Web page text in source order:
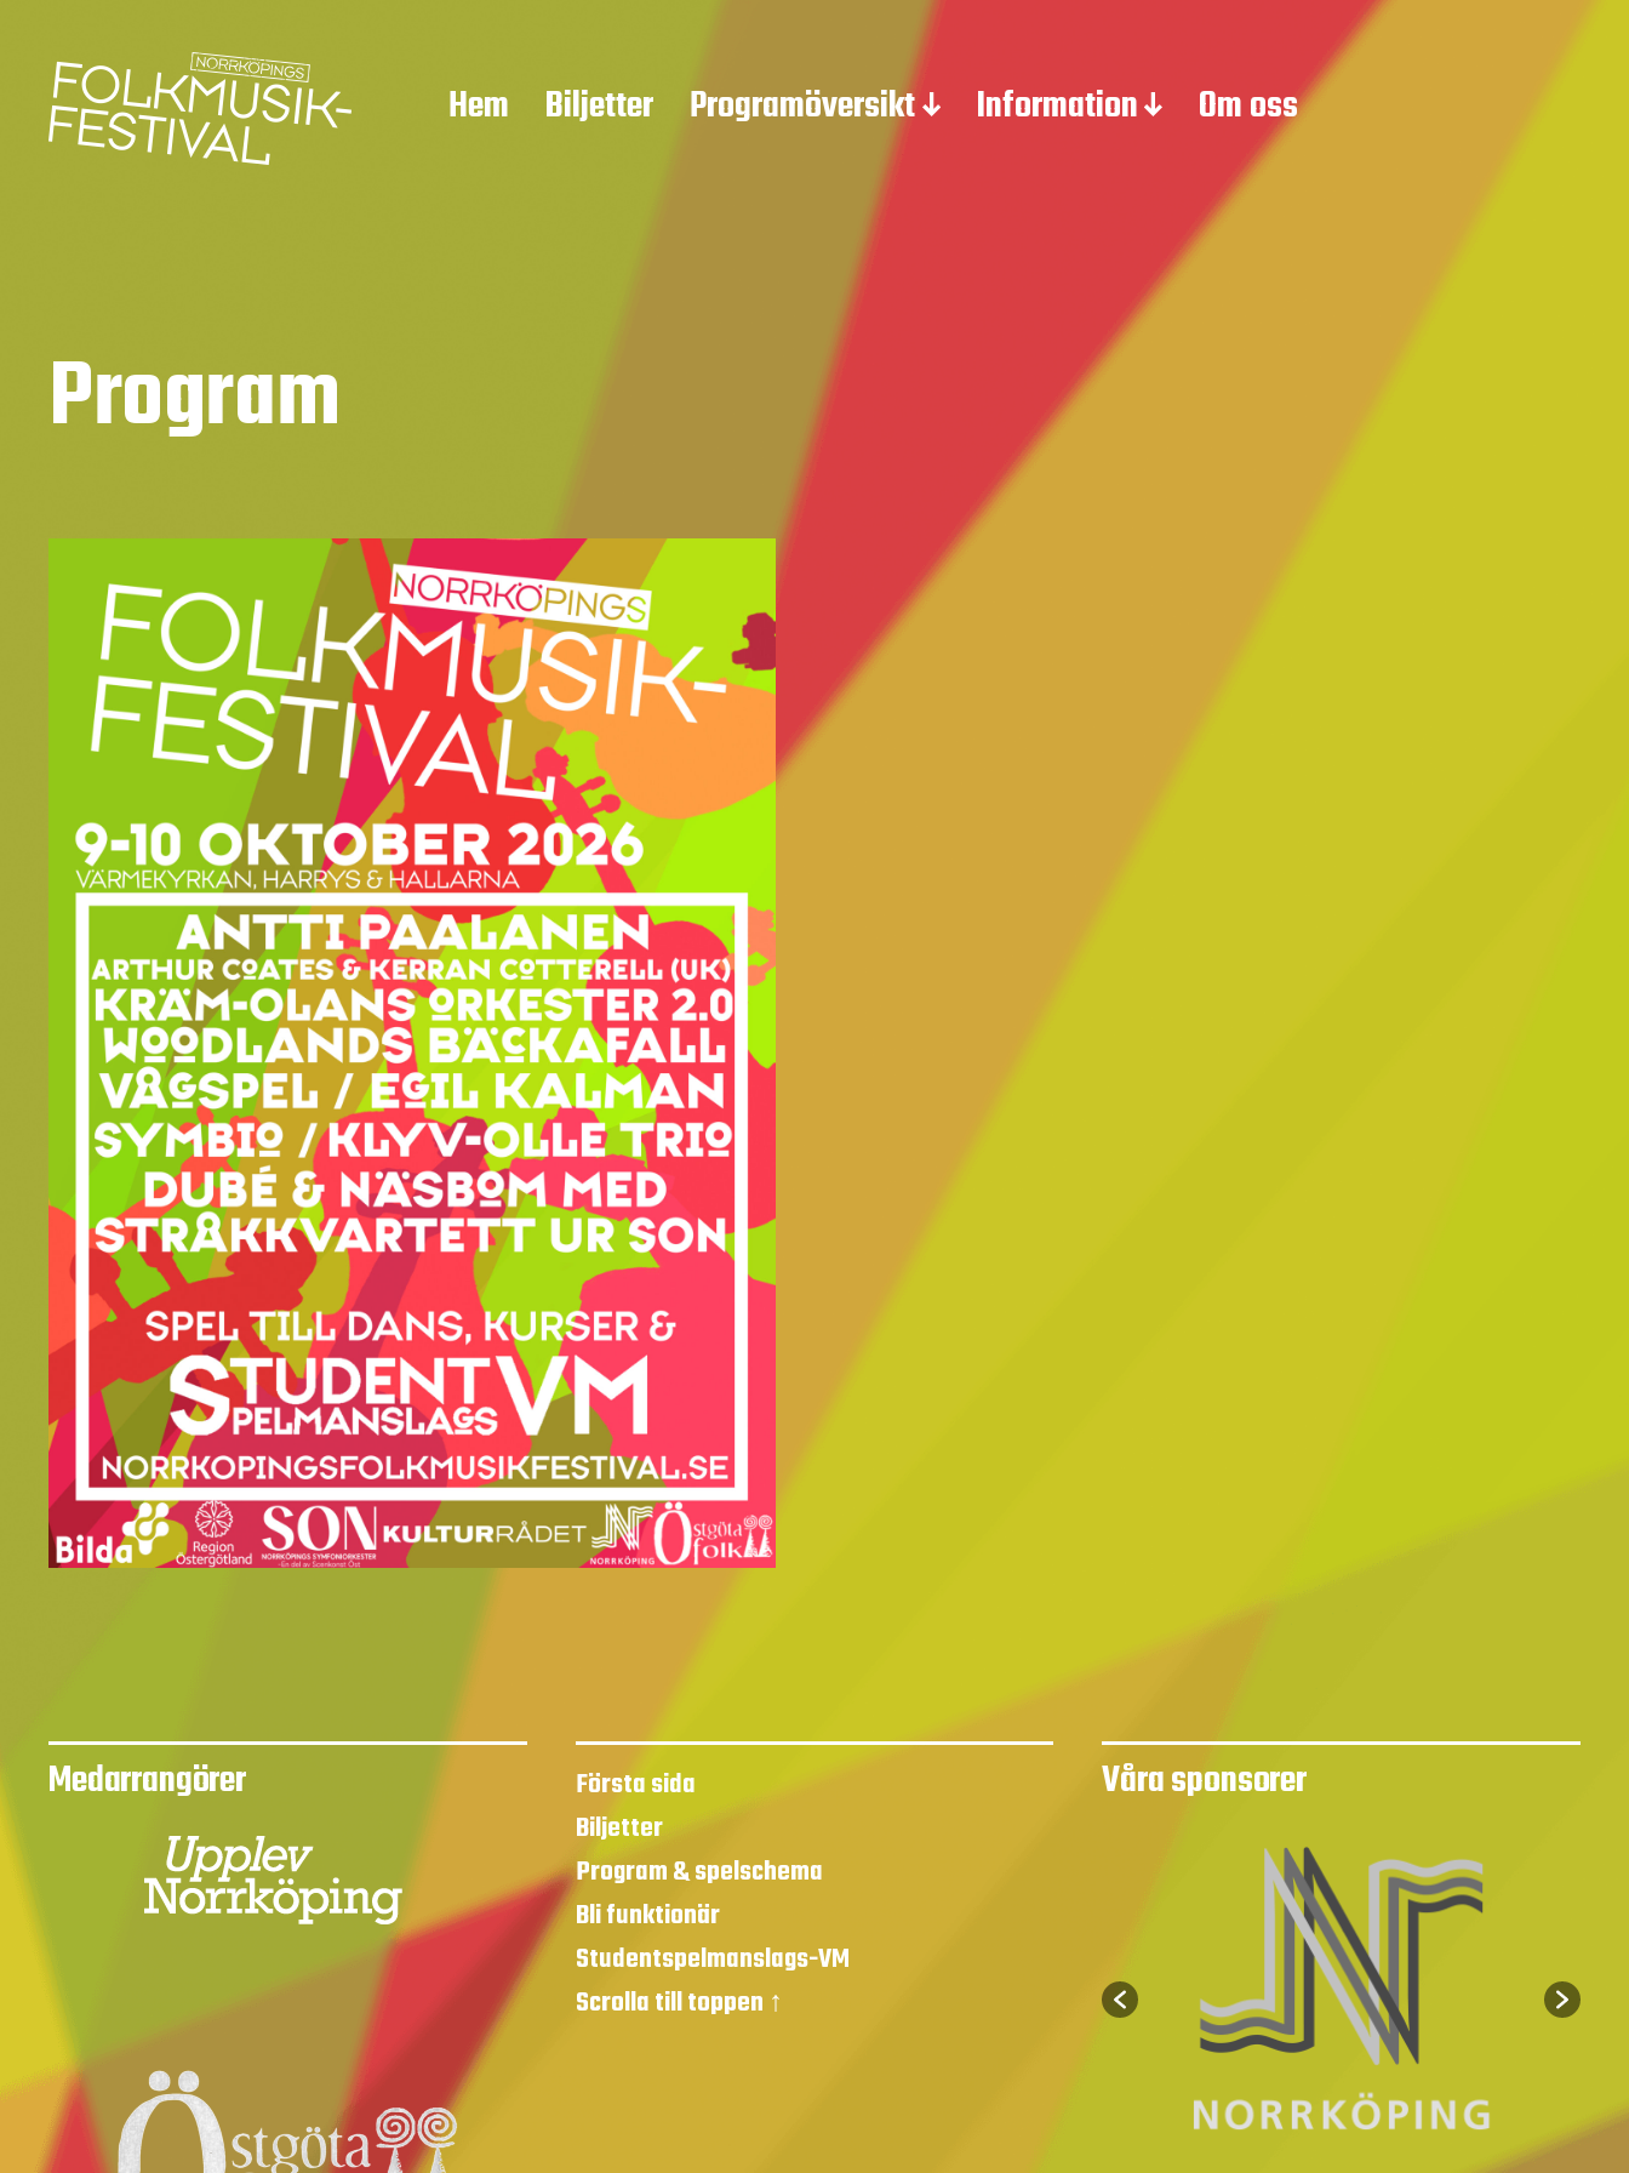
Hem Biljetter Programöversikt Information Om oss
Program
Medarrangörer
Första sida
Biljetter
Program & spelschema
Bli funktionär
Studentspelmanslags-VM
Scrolla till toppen ↑
Våra sponsorer